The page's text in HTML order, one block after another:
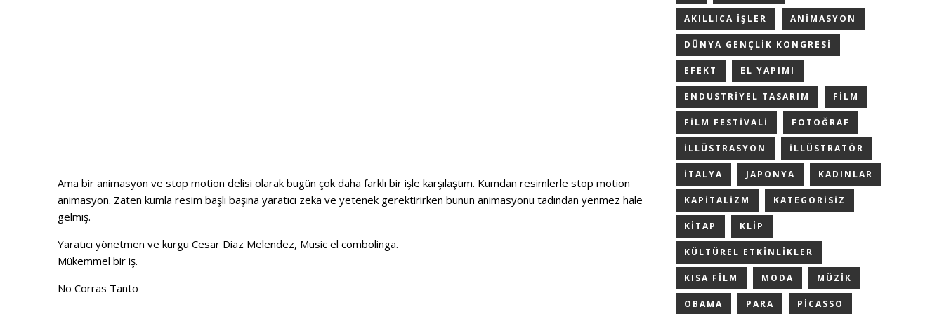
Ama bir animasyon ve stop motion delisi olarak bugün çok daha farklı bir işle karşılaştım. Kumdan resimlerle stop motion
animasyon. Zaten kumla resim başlı başına yaratıcı zeka ve yetenek gerektirirken bunun animasyonu tadından yenmez hale
gelmiş.
Yaratıcı yönetmen ve kurgu Cesar Diaz Melendez, Music el combolinga.
Mükemmel bir iş.
No Corras Tanto
AKILLICA IŞLER ANIMASYON
DÜNYA GENÇLIK KONGRESI
EFEKT EL YAPIMI
ENDUSTRIYEL TASARIM FILM
FILM FESTIVALI FOTOĞRAF
ILLÜSTRASYON ILLÜSTRATÖR
ITALYA JAPONYA KADINLAR
KAPITALIZM KATEGORISIZ
KITAP KLIP
KÜLTÜREL ETKINLIKLER
KISA FILM MODA MÜZIK
OBAMA PARA PICASSO